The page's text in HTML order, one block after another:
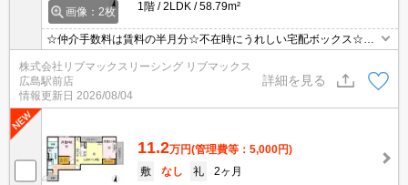
画像：2枚
1階
2LDK 58.79m²
☆仲介手数料は賃料の半月分☆不在時にうれしい宅配ボックス☆都
市ガスで光熱費節約☆ネット無料☆追い焚き機能・浴室乾燥機など
水回り設備充実♪モニタ付オートロック完備でセキュリティーは安心
♪近隣にスーパーやコンビニがあり住環境良好☆彡
株式会社リブマックスリーシング リブマックス
広島駅前店
情報更新日 2026/08/04
詳細を見る
11.2万円(管理費等：5,000円)
敷
なし 礼
2ヶ月